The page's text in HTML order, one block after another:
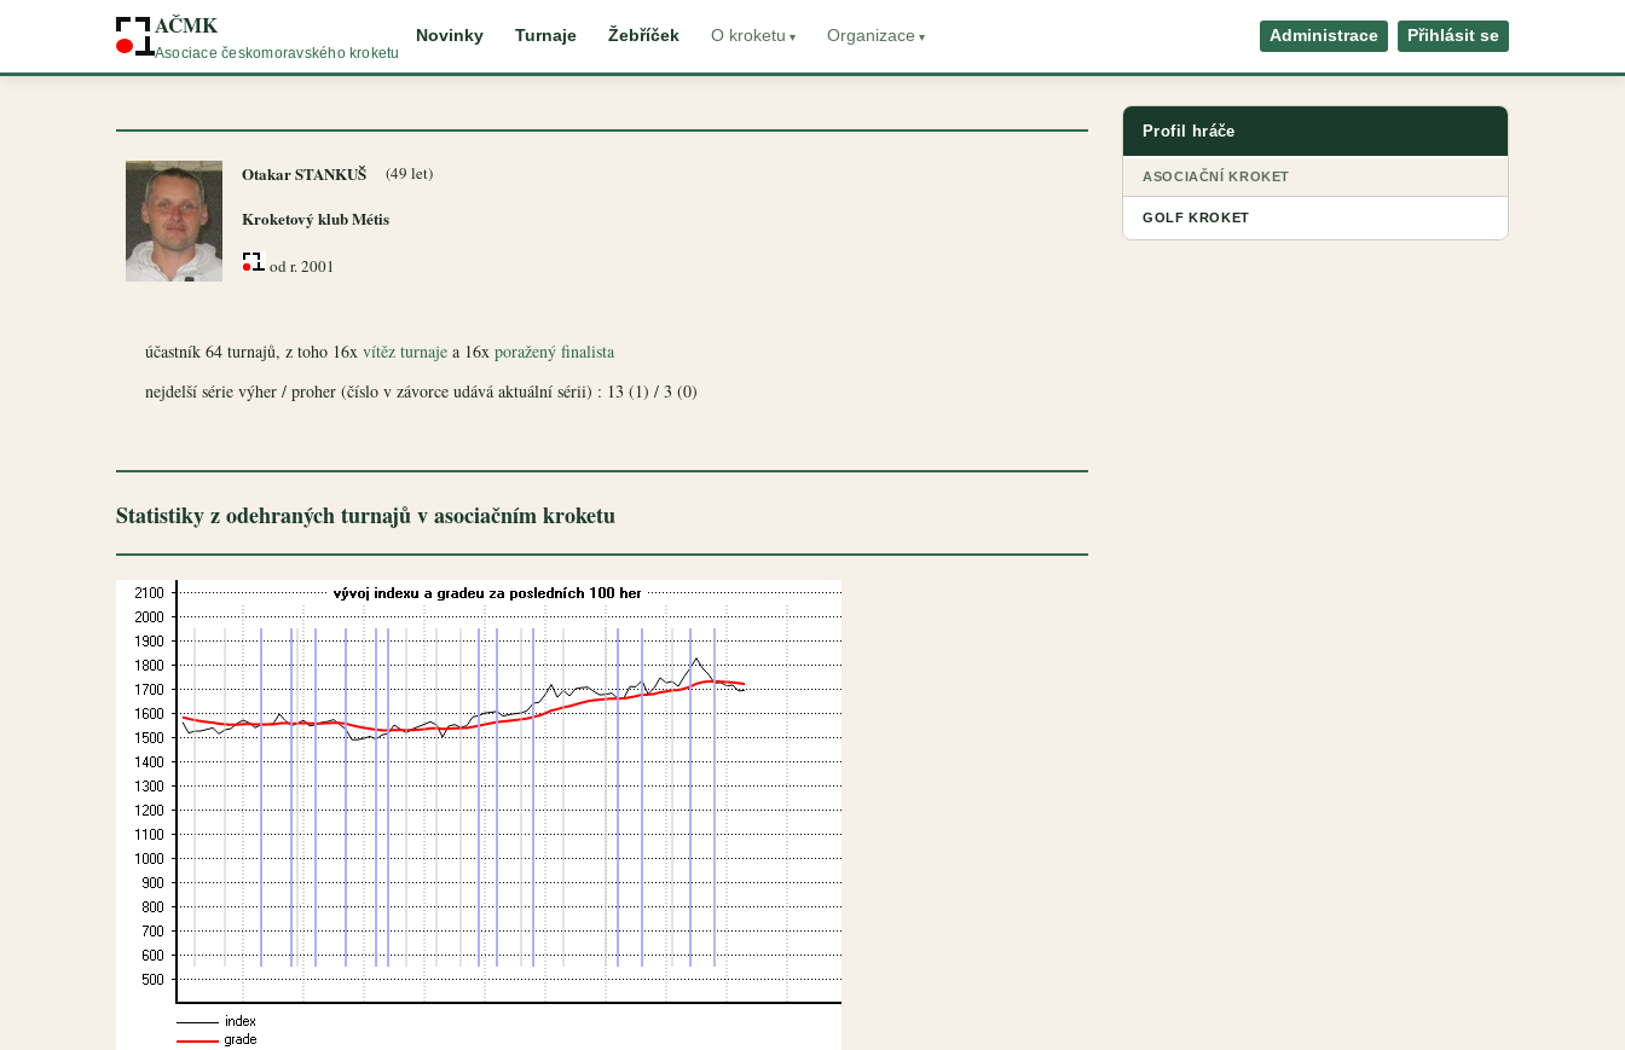
AČMK
Asociace českomoravského kroketu
Novinky Turnaje Žebříček O kroketu Organizace Administrace Přihlásit se
Otakar STANKUŠ (49 let)
Kroketový klub Métis
od r. 2001
účastník 64 turnajů, z toho 16x vítěz turnaje a 16x poražený finalista
nejdelší série výher / proher (číslo v závorce udává aktuální sérii) : 13 (1) / 3 (0)
Statistiky z odehraných turnajů v asociačním kroketu
Profil hráče
ASOCIAČNÍ KROKET
GOLF KROKET